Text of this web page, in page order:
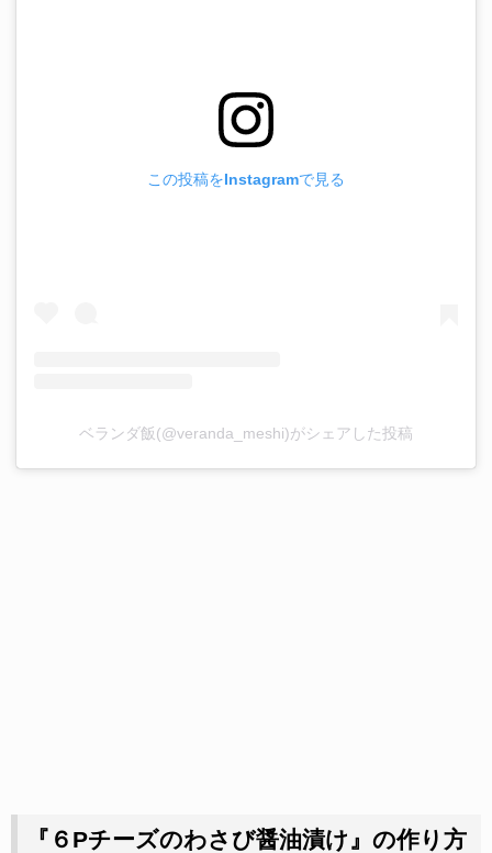
この投稿をInstagramで見る
ベランダ飯(@veranda_meshi)がシェアした投稿
『６Pチーズのわさび醤油漬け』の作り方